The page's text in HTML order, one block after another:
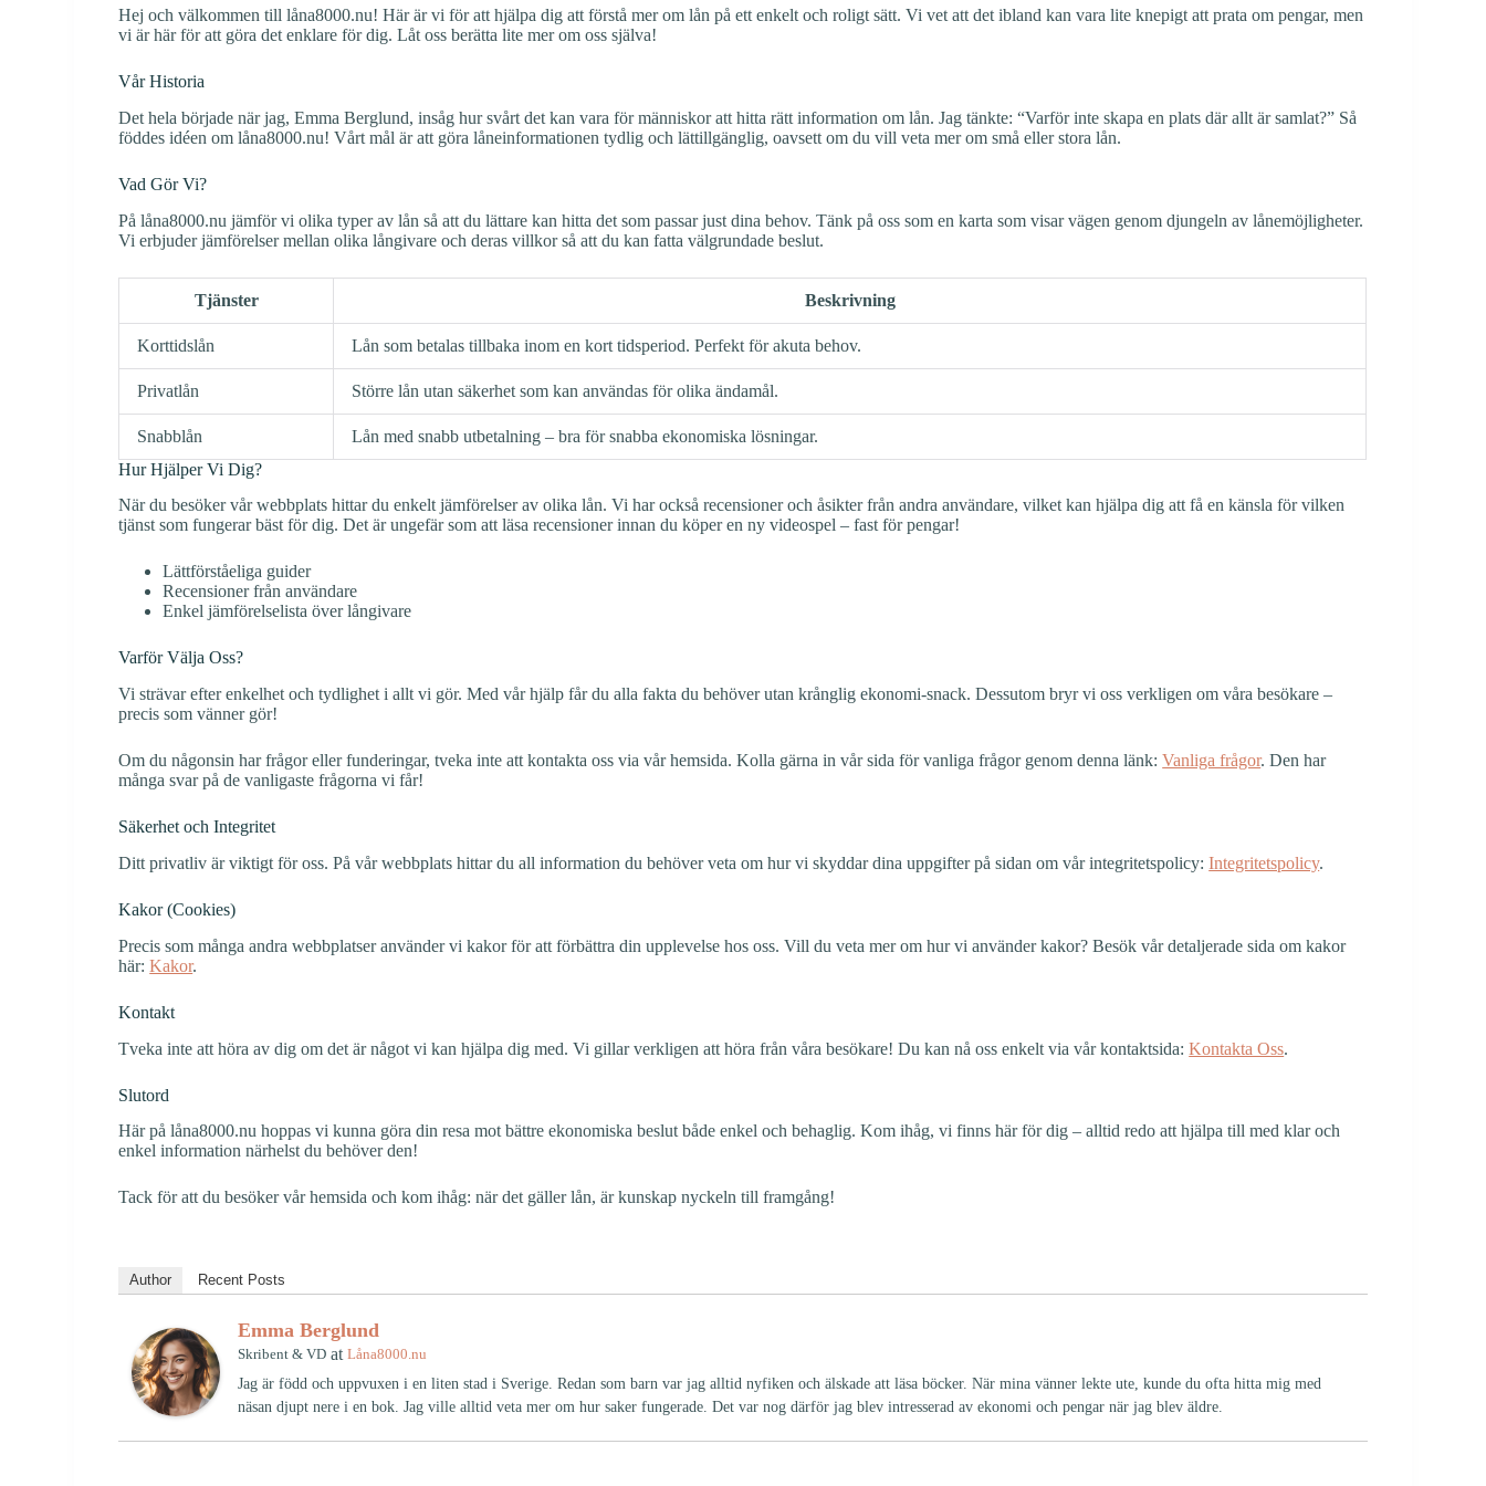
Hej och välkommen till låna8000.nu! Här är vi för att hjälpa dig att förstå mer om lån på ett enkelt och roligt sätt. Vi vet att det ibland kan vara lite knepigt att prata om pengar, men
vi är här för att göra det enklare för dig. Låt oss berätta lite mer om oss själva!
Vår Historia
Det hela började när jag, Emma Berglund, insåg hur svårt det kan vara för människor att hitta rätt information om lån. Jag tänkte: “Varför inte skapa en plats där allt är samlat?” Så
föddes idéen om låna8000.nu! Vårt mål är att göra låneinformationen tydlig och lättillgänglig, oavsett om du vill veta mer om små eller stora lån.
Vad Gör Vi?
På låna8000.nu jämför vi olika typer av lån så att du lättare kan hitta det som passar just dina behov. Tänk på oss som en karta som visar vägen genom djungeln av lånemöjligheter.
Vi erbjuder jämförelser mellan olika långivare och deras villkor så att du kan fatta välgrundade beslut.
Tjänster Beskrivning
Korttidslån Lån som betalas tillbaka inom en kort tidsperiod. Perfekt för akuta behov.
Privatlån Större lån utan säkerhet som kan användas för olika ändamål.
Snabblån
Lån med snabb utbetalning – bra för snabba ekonomiska lösningar.
Hur Hjälper Vi Dig?
När du besöker vår webbplats hittar du enkelt jämförelser av olika lån. Vi har också recensioner och åsikter från andra användare, vilket kan hjälpa dig att få en känsla för vilken
tjänst som fungerar bäst för dig. Det är ungefär som att läsa recensioner innan du köper en ny videospel – fast för pengar!
Lättförståeliga guider
Recensioner från användare
Enkel jämförelselista över långivare
Varför Välja Oss?
Vi strävar efter enkelhet och tydlighet i allt vi gör. Med vår hjälp får du alla fakta du behöver utan krånglig ekonomi-snack. Dessutom bryr vi oss verkligen om våra besökare –
precis som vänner gör!
Om du någonsin har frågor eller funderingar, tveka inte att kontakta oss via vår hemsida. Kolla gärna in vår sida för vanliga frågor genom denna länk:Vanliga frågor. Den har
många svar på de vanligaste frågorna vi får!
Säkerhet och Integritet
Ditt privatliv är viktigt för oss. På vår webbplats hittar du all information du behöver veta om hur vi skyddar dina uppgifter på sidan om vår integritetspolicy:Integritetspolicy.
Kakor (Cookies)
Precis som många andra webbplatser använder vi kakor för att förbättra din upplevelse hos oss. Vill du veta mer om hur vi använder kakor? Besök vår detaljerade sida om kakor
här:Kakor.
Kontakt
Tveka inte att höra av dig om det är något vi kan hjälpa dig med. Vi gillar verkligen att höra från våra besökare! Du kan nå oss enkelt via vår kontaktsida:Kontakta Oss.
Slutord
Här på låna8000.nu hoppas vi kunna göra din resa mot bättre ekonomiska beslut både enkel och behaglig. Kom ihåg, vi finns här för dig – alltid redo att hjälpa till med klar och
enkel information närhelst du behöver den!
Tack för att du besöker vår hemsida och kom ihåg: när det gäller lån, är kunskap nyckeln till framgång!
Author Recent Posts
Emma Berglund
Skribent & VD atLåna8000.nu
Jag är född och uppvuxen i en liten stad i Sverige. Redan som barn var jag alltid nyfiken och älskade att läsa böcker. När mina vänner lekte ute, kunde du ofta hitta mig med
näsan djupt nere i en bok. Jag ville alltid veta mer om hur saker fungerade. Det var nog därför jag blev intresserad av ekonomi och pengar när jag blev äldre.